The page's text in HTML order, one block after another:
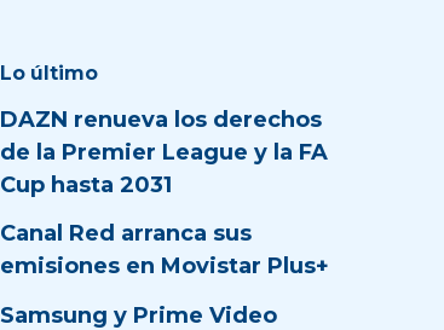
Lo último
DAZN renueva los derechos
de la Premier League y la FA
Cup hasta 2031
Canal Red arranca sus
emisiones en Movistar Plus+
Samsung y Prime Video